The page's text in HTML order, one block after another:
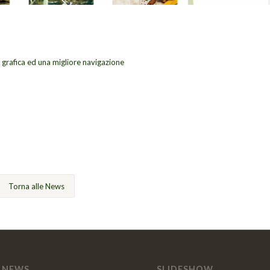
ed una migliore navigazione
Torna alle News